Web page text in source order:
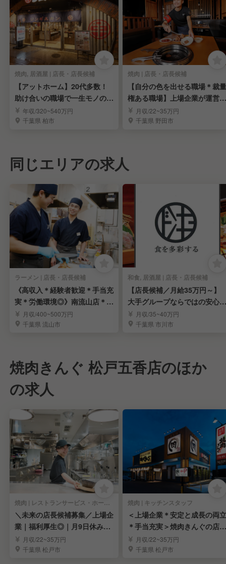
焼肉, 居酒屋 | 店長・店長候補
【アットホーム】20代多数！
助け合いの職場で一生モノの経
営ノウハウを学ぶ！
年収/320~540万円
千葉県 柏市
焼肉 | 店長・店長候補
【自分の色を出せる職場＊裁量
権ある職場】上場企業が運営す
る飲食店の店長候補
月収/22~35万円
千葉県 野田市
同じエリアの求人
ラーメン | 店長・店長候補
《高収入＊経験者歓迎＊手当充
実＊労働環境◎》南流山店＊ラ
ーメン店長候補募集
月収/400~500万円
千葉県 流山市
和食, 居酒屋 | 店長・店長候補
【店長候補／月給35万円～】
大手グループならではの安心環
境で長く活躍
月収/35~40万円
千葉県 市川市
焼肉きんぐ 松戸五香店のほか
の求人
焼肉 | レストランサービス・ホールスタッフ
＼未来の店長候補募集／上場企
業｜福利厚生◎｜月9日休み｜
７連休制度あります
月収/22~35万円
千葉県 松戸市
焼肉 | キッチンスタッフ
＜上場企業＊安定と成長の両立
＊手当充実＞焼肉きんぐの店長
候補を募集中！
月収/22~35万円
千葉県 松戸市